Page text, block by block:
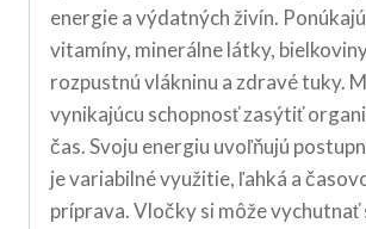
energie a výdatných živín.
vitamíny, minerálne látky,
rozpustnú vlákninu a zdravé tuky.
vynikajúcu schopnosť zasýtiť
čas. Svoju energiu uvoľňujú
je variabilné využitie, ľahká a
príprava. Vločky si môže